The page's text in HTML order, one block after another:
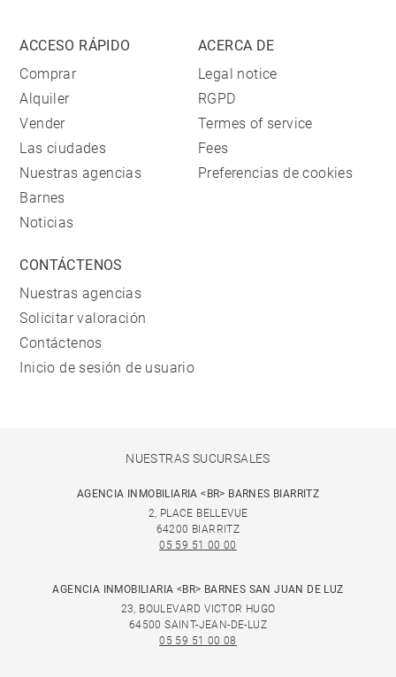
ACCESO RÁPIDO
Comprar
Alquiler
Vender
Las ciudades
Nuestras agencias
Barnes
Noticias
ACERCA DE
Legal notice
RGPD
Termes of service
Fees
Preferencias de cookies
CONTÁCTENOS
Nuestras agencias
Solicitar valoración
Contáctenos
Inicio de sesión de usuario
NUESTRAS SUCURSALES
AGENCIA INMOBILIARIA <BR> BARNES BIARRITZ
2, PLACE BELLEVUE
64200 BIARRITZ
05 59 51 00 00
AGENCIA INMOBILIARIA <BR> BARNES SAN JUAN DE LUZ
23, BOULEVARD VICTOR HUGO
64500 SAINT-JEAN-DE-LUZ
05 59 51 00 08